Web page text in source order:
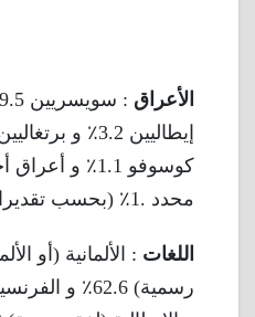
الأعراق
محدد .1٪ (بحسب تقديرات 2018) .
اللغات : الألمانية (أو